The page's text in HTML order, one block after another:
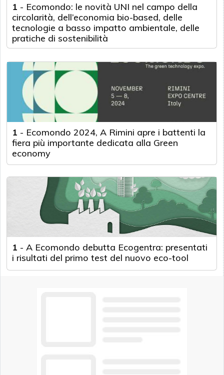
1 - Ecomondo: le novità UNI nel campo della
circolarità, dell’economia bio-based, delle
tecnologie a basso impatto ambientale, delle
pratiche di sostenibilità
1 - Ecomondo 2024, A Rimini apre i battenti la
fiera più importante dedicata alla Green
economy
1 - A Ecomondo debutta Ecogentra: presentati
i risultati del primo test del nuovo eco-tool